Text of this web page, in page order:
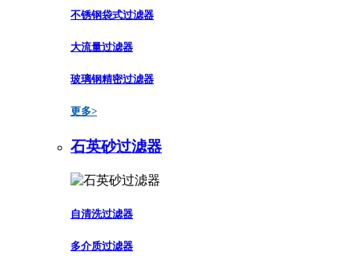
不锈钢袋式过滤器
大流量过滤器
玻璃钢精密过滤器
更多>
石英砂过滤器
自清洗过滤器
多介质过滤器